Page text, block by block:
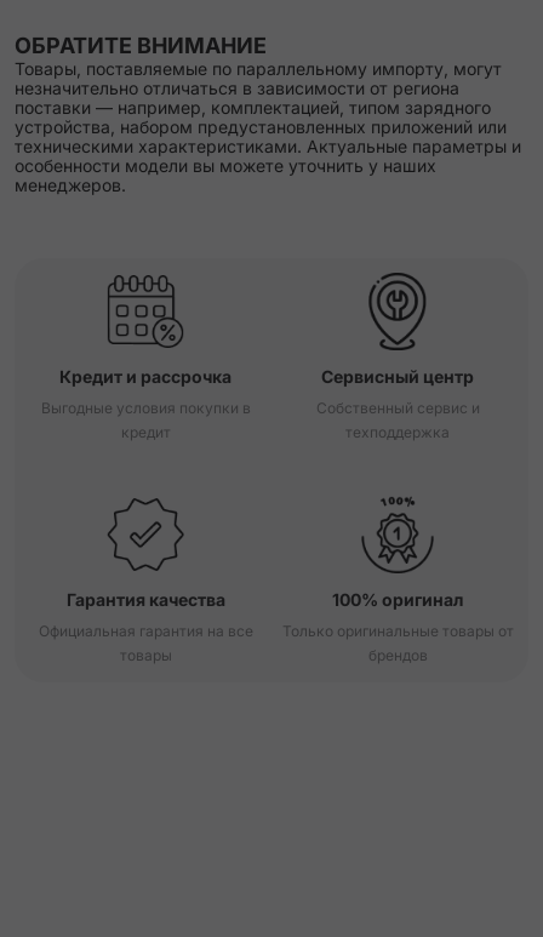
ОБРАТИТЕ ВНИМАНИЕ
Товары, поставляемые по параллельному импорту, могут
незначительно отличаться в зависимости от региона
поставки — например, комплектацией, типом зарядного
устройства, набором предустановленных приложений или
техническими характеристиками. Актуальные параметры и
особенности модели вы можете уточнить у наших
менеджеров.
Кредит и рассрочка
Выгодные условия покупки в
кредит
Сервисный центр
Собственный сервис и
техподдержка
Гарантия качества
Официальная гарантия на все
товары
100% оригинал
Только оригинальные товары от
брендов